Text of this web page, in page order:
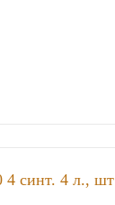
4 синт. 4 л., шт